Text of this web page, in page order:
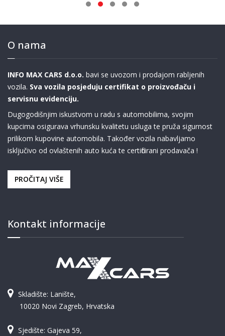
O nama
INFO MAX CARS d.o.o. bavi se uvozom i prodajom rabljenih
vozila. Sva vozila posjeduju certifikat o proizvođaču i
servisnu evidenciju.
Dugogodišnjim iskustvom u radu s automobilima, svojim
kupcima osigurava vrhunsku kvalitetu usluga te pruža sigurnost
prilikom kupovine automobila. Također vozila nabavljamo
isključivo od ovlaštenih auto kuća te certificirani prodavača !
PROČITAJ VIŠE
Kontakt informacije
Skladište: Lanište,
10020 Novi Zagreb, Hrvatska
Sjedište: Gajeva 59,